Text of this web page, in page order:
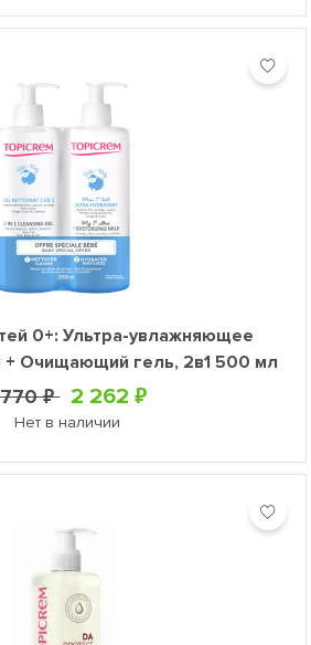
0+: Ультра-увлажняющее
Очищающий гель, 2в1 500 мл
₽ 2 262 ₽
Нет в наличии